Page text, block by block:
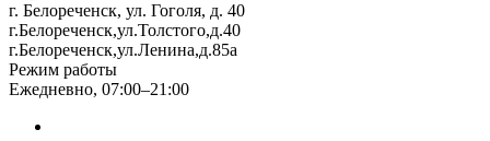
г. Белореченск, ул. Гоголя, д. 40
г.Белореченск,ул.Толстого,д.40
г.Белореченск,ул.Ленина,д.85а
Режим работы
Ежедневно, 07:00–21:00